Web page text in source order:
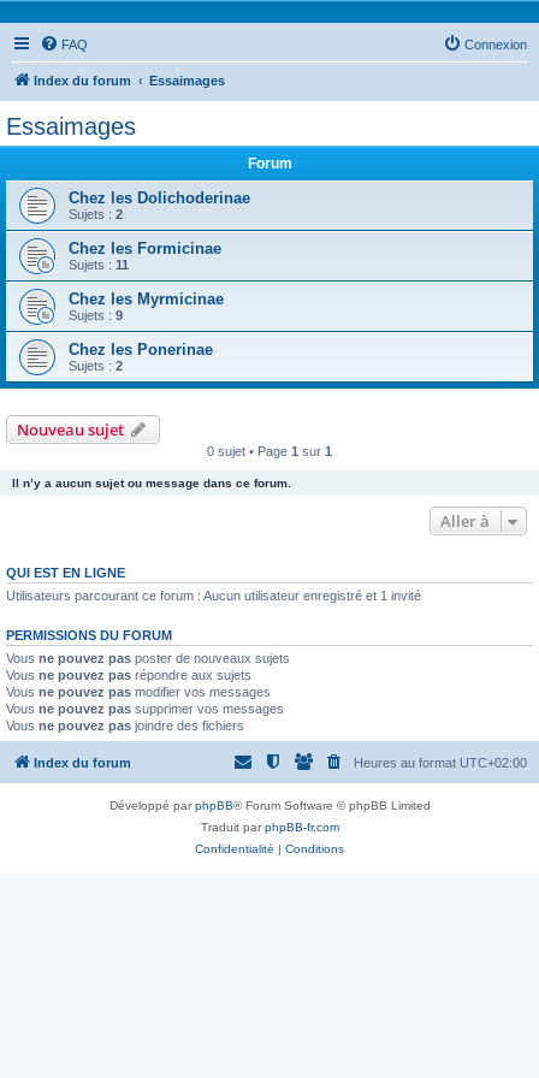
FAQ Connexion
Index du forum Essaimages
Essaimages
Forum
Chez les Dolichoderinae
Sujets : 2
Chez les Formicinae
Sujets : 11
Chez les Myrmicinae
Sujets : 9
Chez les Ponerinae
Sujets : 2
Nouveau sujet
0 sujet • Page 1 sur 1
Il n’y a aucun sujet ou message dans ce forum.
Aller à
QUI EST EN LIGNE
Utilisateurs parcourant ce forum : Aucun utilisateur enregistré et 1 invité
PERMISSIONS DU FORUM
Vous ne pouvez pas poster de nouveaux sujets
Vous ne pouvez pas répondre aux sujets
Vous ne pouvez pas modifier vos messages
Vous ne pouvez pas supprimer vos messages
Vous ne pouvez pas joindre des fichiers
Index du forum Heures au format UTC+02:00
Développé parphpBB® Forum Software © phpBB Limited
Traduit parphpBB-fr.com
Confidentialité | Conditions